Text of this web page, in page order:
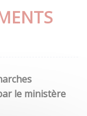
le ministère